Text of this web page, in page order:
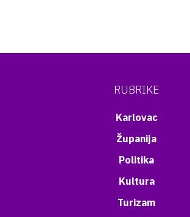
RUBRIKE
Karlovac
Županija
Politika
Kultura
Turizam